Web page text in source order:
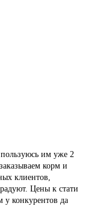
им уже 2
корм и
клиентов,
Цены к стати
у конкурентов да